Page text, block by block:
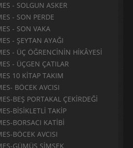
- SOLGUN ASKER
- SON PERDE
- SON VAKA
- ŞEYTAN AYAĞI
- ÜÇ ÖĞRENCİNİN HİKÂYESİ
- ÜÇGEN ÇATILAR
10 KİTAP TAKIM
BÖCEK AVCISI
BEŞ PORTAKAL ÇEKİRDEĞİ
BİSİKLETLİ TAKİP
BORSACI KATİBİ
BÖCEK AVCISI
GÜMÜŞ ŞİMŞEK